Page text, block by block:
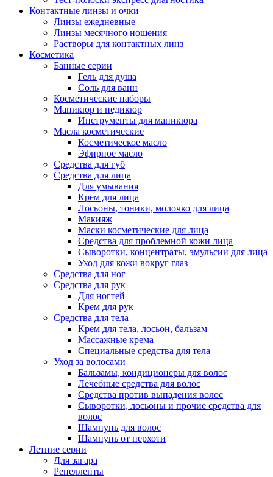
Контактные линзы и очки
Линзы ежедневные
Линзы месячного ношения
Растворы для контактных линз
Косметика
Банные серии
Гель для душа
Соль для ванн
Косметические наборы
Маникюр и педикюр
Инструменты для маникюра
Масла косметические
Косметическое масло
Эфирное масло
Средства для губ
Средства для лица
Для умывания
Крем для лица
Лосьоны, тоники, молочко для лица
Макияж
Маски косметические для лица
Средства для проблемной кожи лица
Сыворотки, концентраты, эмульсии для лица
Уход для кожи вокруг глаз
Средства для ног
Средства для рук
Для ногтей
Крем для рук
Средства для тела
Крем для тела, лосьон, бальзам
Массажные крема
Специальные средства для тела
Уход за волосами
Бальзамы, кондиционеры для волос
Лечебные средства для волос
Средства против выпадения волос
Сыворотки, лосьоны и прочие средства для
волос
Шампунь для волос
Шампунь от перхоти
Летние серии
Для загара
Репелленты